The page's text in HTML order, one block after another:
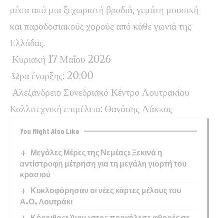
μέσα από μια ξεχωριστή βραδιά, γεμάτη μουσική
και παραδοσιακούς χορούς από κάθε γωνιά της
Ελλάδας.
Κυριακή 17 Μαΐου 2026
Ώρα έναρξης: 20:00
Αλεξάνδρειο Συνεδριακό Κέντρο Λουτρακίου
Καλλιτεχνική επιμέλεια: Θανάσης Λάκκας
You Might Also Like
Μεγάλες Μέρες της Νεμέας: Ξεκινά η
αντίστροφη μέτρηση για τη μεγάλη γιορτή του
κρασιού
Κυκλοφόρησαν οι νέες κάρτες μέλους του
Α.Ο. Λουτράκι